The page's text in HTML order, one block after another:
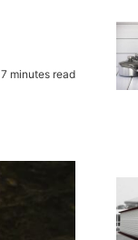
7 minutes read